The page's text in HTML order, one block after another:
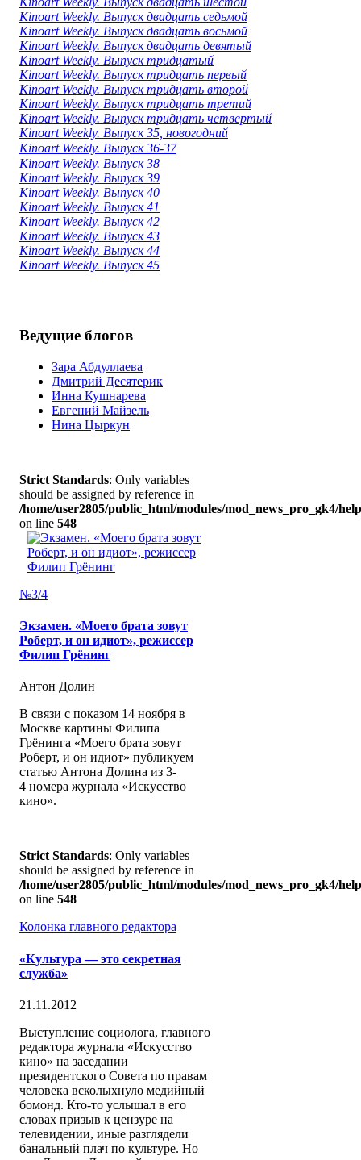
Kinoart Weekly. Выпуск двадцать седьмой
Kinoart Weekly. Выпуск двадцать восьмой
Kinoart Weekly. Выпуск двадцать девятый
Kinoart Weekly. Выпуск тридцатый
Kinoart Weekly. Выпуск тридцать первый
Kinoart Weekly. Выпуск тридцать второй
Kinoart Weekly. Выпуск тридцать третий
Kinoart Weekly. Выпуск тридцать четвертый
Kinoart Weekly. Выпуск 35, новогодний
Kinoart Weekly. Выпуск 36-37
Kinoart Weekly. Выпуск 38
Kinoart Weekly. Выпуск 39
Kinoart Weekly. Выпуск 40
Kinoart Weekly. Выпуск 41
Kinoart Weekly. Выпуск 42
Kinoart Weekly. Выпуск 43
Kinoart Weekly. Выпуск 44
Kinoart Weekly. Выпуск 45
Ведущие блогов
Зара Абдуллаева
Дмитрий Десятерик
Инна Кушнарева
Евгений Майзель
Нина Цыркун
Strict Standards: Only variables
should be assigned by reference in
/home/user2805/public_html/modules/mod_news_pro_gk4/
on line 548
№3/4
Экзамен. «Моего брата зовут
Роберт, и он идиот», режиссер
Филип Грёнинг
Антон Долин
В связи с показом 14 ноября в
Москве картины Филипа
Грёнинга «Моего брата зовут
Роберт, и он идиот» публикуем
статью Антона Долина из 3-
4 номера журнала «Искусство
кино».
Strict Standards: Only variables
should be assigned by reference in
/home/user2805/public_html/modules/mod_news_pro_gk4/
on line 548
Колонка главного редактора
«Культура — это секретная
служба»
21.11.2012
Выступление социолога, главного
редактора журнала «Искусство
кино» на заседании
президентского Совета по правам
человека всколыхнуло медийный
бомонд. Кто-то услышал в его
словах призыв к цензуре на
телевидении, иные разглядели
банальный плач по культуре. Но